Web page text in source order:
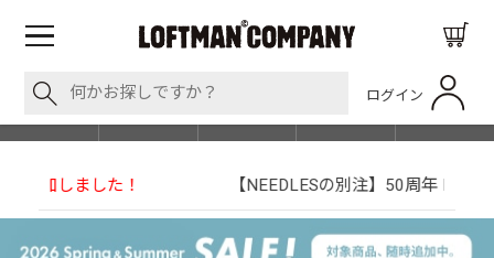
ログイン
SHOP LIST
【NEEDLESの別注】50周年 H.D. Track Pant